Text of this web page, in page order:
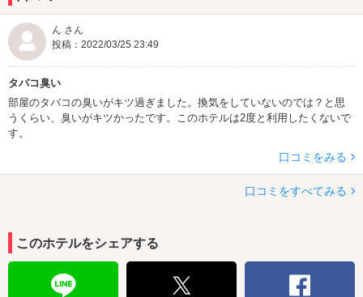
ん さん
投稿：2022/03/25 23:49
タバコ臭い
部屋のタバコの臭いがキツ過ぎました。換気をしていないのでは？と思
うくらい、臭いがキツかったです。このホテルは2度と利用したくないで
す。
口コミをみる
口コミをすべてみる
このホテルをシェアする